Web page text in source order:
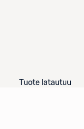
Tuote latautuu